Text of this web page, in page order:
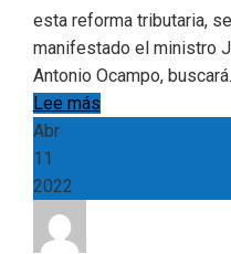
esta reforma tributaria,
manifestado el ministro
Antonio Ocampo,
Lee más
Abr
11
2022